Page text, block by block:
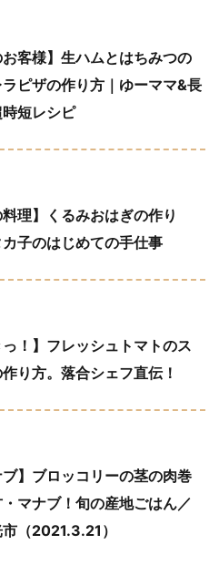
お客様】生ハムとはちみつの
ピザの作り方｜ゆーママ&長
短レシピ
料理】くるみおはぎの作り
子のはじめての手仕事
っ！】フレッシュトマトのス
り方。落合シェフ直伝！
ブ】ブロッコリーの茎の肉巻
マナブ！旬の産地ごはん／
（2021.3.21）